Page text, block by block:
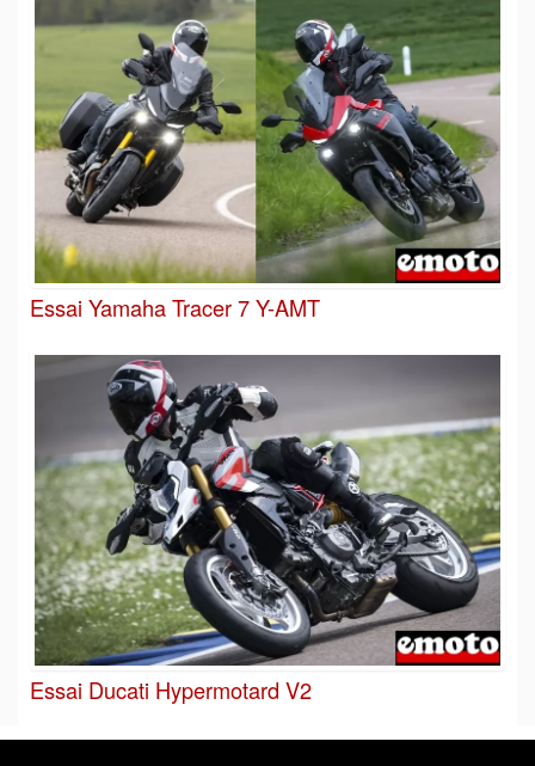
Essai Yamaha Tracer 7 Y-AMT
Essai Ducati Hypermotard V2